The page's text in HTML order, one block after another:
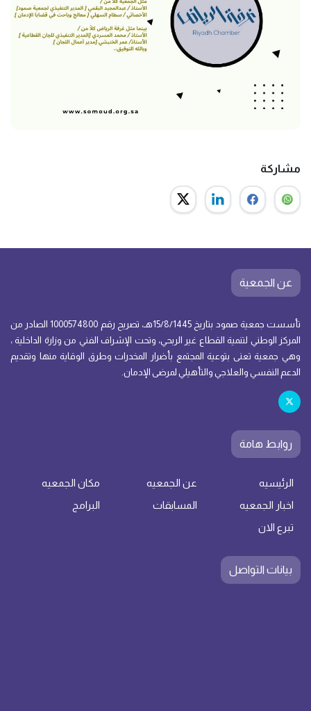
مشاركة
عن الجمعية
تأسست جمعية صمود بتاريخ 15/8/1445هـ، تصريح رقم 1000574800 الصادر من
المركز الوطني لتنمية القطاع غير الربحي، وتحت الإشراف الفني من وزارة الداخلية ،
وهي جمعية تعنى بتوعية المجتمع بأضرار المخدرات وطرق الوقاية منها وتقديم
الدعم النفسي والعلاجي والتأهيلي لمرضى الإدمان.
روابط هامة
الرئيسيه عن الجمعيه
مكان الجمعيه
اخبار الجمعيه
المسابقات
البرامج
تبرع الان
بيانات التواصل